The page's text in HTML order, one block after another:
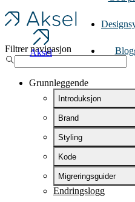
Aksel
Filtrer navigasjon
Grunnleggende
Introduksjon
Brand
Styling
Kode
Migreringsguider
Endringslogg